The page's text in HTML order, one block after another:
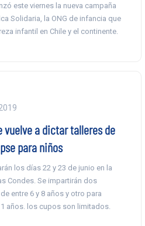
este viernes la nueva campaña
Solidaria, la ONG de infancia que
infantil en Chile y el continente.
vuelve a dictar talleres de
para niños
los días 22 y 23 de junio en la
Condes. Se impartirán dos
entre 6 y 8 años y otro para
años. los cupos son limitados.